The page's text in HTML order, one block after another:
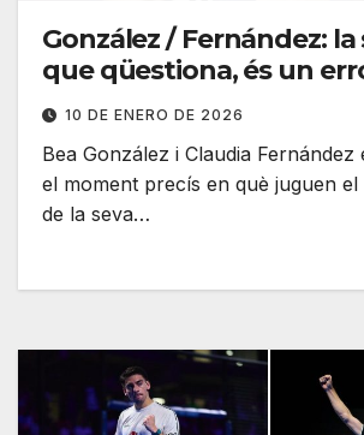
González / Fernández:
que qüestiona, és un
10 DE ENERO DE 2026
Bea González i Claudia Fernández
el moment precís en què juguen
de la seva…